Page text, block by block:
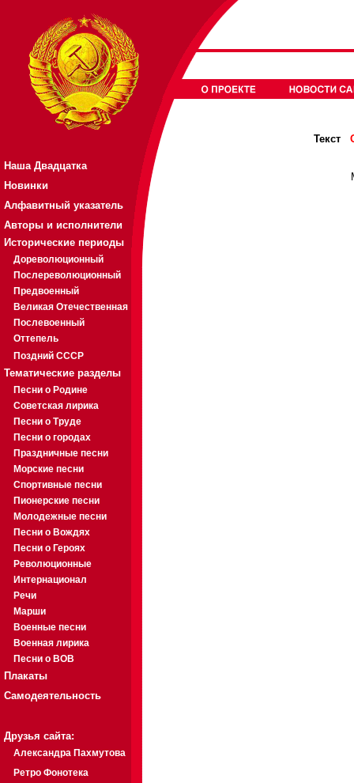
Наша Двадцатка
Новинки
Алфавитный указатель
Авторы и исполнители
Исторические периоды
Дореволюционный
Послереволюционный
Предвоенный
Великая Отечественная
Послевоенный
Оттепель
Поздний СССР
Тематические разделы
Песни о Родине
Советская лирика
Песни о Труде
Песни о городах
Праздничные песни
Морские песни
Спортивные песни
Пионерские песни
Молодежные песни
Песни о Вождях
Песни о Героях
Революционные
Интернационал
Речи
Марши
Военные песни
Военная лирика
Песни о ВОВ
Плакаты
Самодеятельность
Друзья сайта:
Александра Пахмутова
Ретро Фонотека
Текст